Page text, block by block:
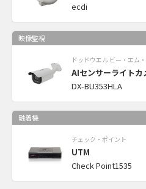
ecdi
映像監視
ドッドウエル ビー・エム
AIセンサーライトカ
DX-BU353HLA
融着機
チェック・ポイント
UTM
Check Point1535